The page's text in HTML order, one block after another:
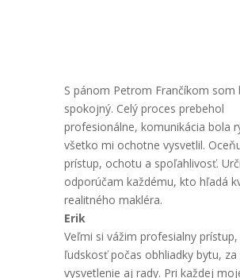
S pánom Petrom Frančíkom som
spokojný. Celý proces prebehol
profesionálne, komunikácia bola
všetko mi ochotne vysvetlil.
prístup, ochotu a spoľahlivosť.
odporúčam každému, kto hľadá
realitného makléra.
Erik
Veľmi si vážim profesialny
ľudskosť počas obhliadky bytu, za
vysvetlenie aj rady. Pri každej